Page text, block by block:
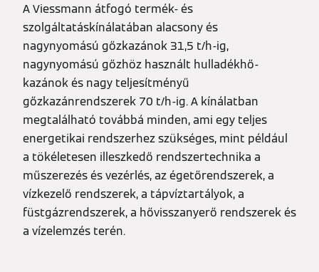
A Viessmann átfogó termék- és
szolgáltatáskínálatában alacsony és
nagynyomású gőzkazánok 31,5 t/h-ig,
nagynyomású gőzhöz használt hulladékhő-
kazánok és nagy teljesítményű
gőzkazánrendszerek 70 t/h-ig. A kínálatban
megtalálható továbbá minden, ami egy teljes
energetikai rendszerhez szükséges, mint például
a tökéletesen illeszkedő rendszertechnika a
műszerezés és vezérlés, az égetőrendszerek, a
vízkezelő rendszerek, a tápvíztartályok, a
füstgázrendszerek, a hővisszanyerő rendszerek és
a vízelemzés terén.